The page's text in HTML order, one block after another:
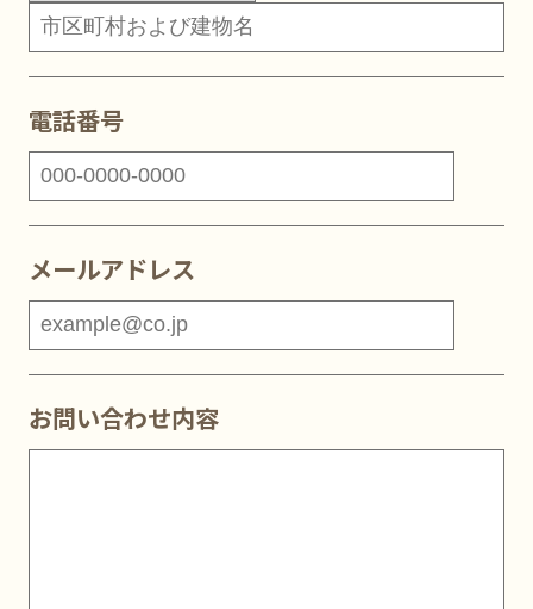
電話番号
メールアドレス
お問い合わせ内容
電話番号
メールアドレス
お問い合わせ内容